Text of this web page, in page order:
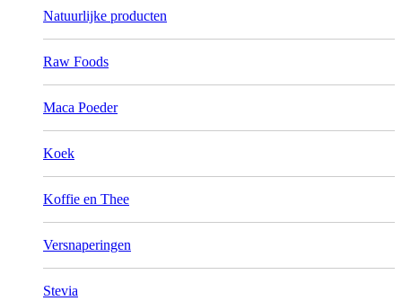
Natuurlijke producten
Raw Foods
Maca Poeder
Koek
Koffie en Thee
Versnaperingen
Stevia